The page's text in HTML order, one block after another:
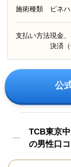
施術種類 ピネ
支払い方法現金
決済
公
TCB東京
の男性口コ